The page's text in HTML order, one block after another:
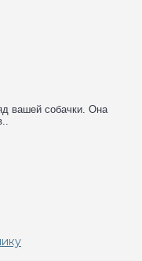
вашей собачки. Она